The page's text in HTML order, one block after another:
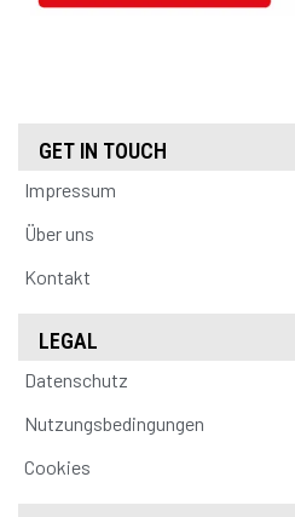
GET IN TOUCH
Impressum
Über uns
Kontakt
LEGAL
Datenschutz
Nutzungsbedingungen
Cookies